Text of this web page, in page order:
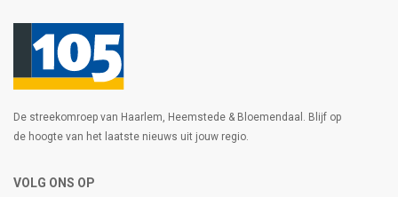
De streekomroep van Haarlem, Heemstede & Bloemendaal. Blijf op
de hoogte van het laatste nieuws uit jouw regio.
VOLG ONS OP